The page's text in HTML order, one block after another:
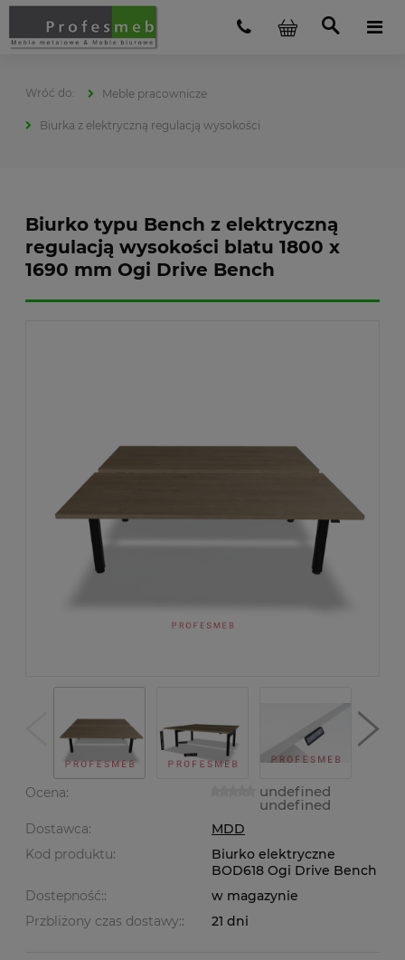
Meble pracownicze
Biurka z elektryczną regulacją wysokości
Biurko typu Bench z elektryczną
regulacją wysokości blatu 1800 x
1690 mm Ogi Drive Bench
Ocena: undefined
undefined
Dostawca:
MDD
Kod produktu:
Biurko elektryczne
BOD618 Ogi Drive Bench
Dostepność::
w magazynie
Przbliżony czas dostawy::
21 dni